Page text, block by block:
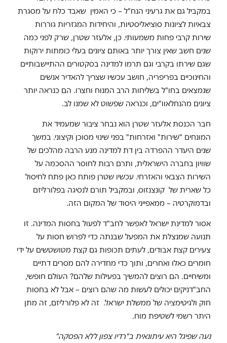
במקביל גם את גרעיני הנח"ל – כי האמין שאבד כלח על מסגרת
צבאיות לציונות סוציאליסטיות, והיחידות המגזריות גוררות
שירות קרבי פחות משמעותי. כן, אלעזר שטרן, שרק לפני כמה
שנים חשב שאין צורך יותר באותם ציונים בעלי כומתות ירוקות
שגם שירתו בקרבי וגם תרמו למדינה בסקטורים ההתיישבותיים
והחינוכיים בפריפריה, חושב עכשיו שצריך להאדיר אנשים
שנמצאים בחו"ל בשליחות הרב המנוח וחצרו. הם כנראה יותר
ציונים מהנחלאוו"ים, וכנראה שפשוט לא שמנו לב.
חבר הכנסת אלעזר שטרן הוא נבחר ציבור שמעמיד את
המונחים "שירות" ואזרחות" בפני שינוי מסוכן וקיצוני. במשך
שנים היעדר ההפרדה בין דת למדינה מנע הרבה מהלכים של
שוויון בחברה הישראלית, ותרם רבות לחוסר ההסכמה על
השירות הצבאי והאזרחי. עכשיו שטרן פותח כאן פתח לחיסול
כל שארית של קונצנזוס, ובמקביל תורם לנסיגה בפלורליזם
ובדמוקרטיה – ממאפייני היסוד של המקום הזה.
אסור למדינת ישראל לאפשר לחב"ד לפעול בחסות המדינה. זו
תנועה שמנצלת את המפעל שבנתה כדי לפרוש חסות על
צעירים קצת אבודים, לעתים תכופות גם קצת מטושטשים על ידי
חומרים כאלו ואחרים, ותוך כדי מחדירה להם מסרים דתיים
ומשיחיים. הם רוצים להמשיך בפעילות שלהם? העולם חופשי,
החב"דניקים יכולים לעשות מה שהם רוצים – אבל לא בחסות
חוק ולגיטימציה של ממשלת ישראל. זה לא פלורליזם, זה מתן
היתר רשמי לשטיפת מוח.
נעה שפיגל היא עיתונאית ב"רדיו צפון ללא הפסקה"